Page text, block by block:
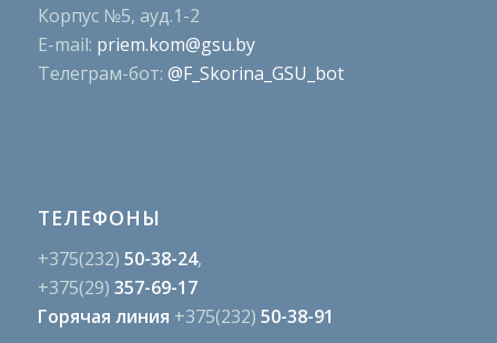
Корпус №5, ауд.1-2
E-mail: priem.kom@gsu.by
Телеграм-бот: @F_Skorina_GSU_bot
ТЕЛЕФОНЫ
+375(232) 50-38-24,
+375(29) 357-69-17
Горячая линия +375(232) 50-38-91